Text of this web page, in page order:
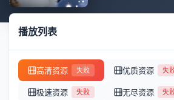
播放列表
高清资源 失败 优质资源 失
极速资源 失败 无尽资源 失